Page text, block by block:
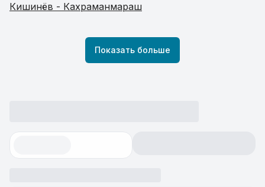
Кишинёв - Кахраманмараш
Показать больше